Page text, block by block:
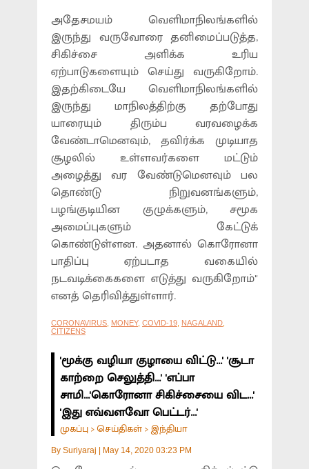
அதேசமயம் வெளிமாநிலங்களில்
இருந்து வருவோரை தனிமைப்படுத்த,
சிகிச்சை அளிக்க உரிய
ஏற்பாடுகளையும் செய்து வருகிறோம்.
இதற்கிடையே வெளிமாநிலங்களில்
இருந்து மாநிலத்திற்கு தற்போது
யாரையும் திரும்ப வரவழைக்க
வேண்டாமெனவும், தவிர்க்க முடியாத
சூழலில் உள்ளவர்களை மட்டும்
அழைத்து வர வேண்டுமெனவும் பல
தொண்டு நிறுவனங்களும்,
பழங்குடியின குழுக்களும், சமூக
அமைப்புகளும் கேட்டுக்
கொண்டுள்ளன. அதனால் கொரோனா
பாதிப்பு ஏற்படாத வகையில்
நடவடிக்கைகளை எடுத்து வருகிறோம்"
எனத் தெரிவித்துள்ளார்.
CORONAVIRUS, MONEY, COVID-19, NAGALAND,
CITIZENS
'மூக்கு வழியா குழாயை விட்டு...' 'சூடா
காற்றை செலுத்தி...' 'எப்பா
சாமி...'கொரோனா சிகிச்சையை விட...'
'இது எவ்வளவோ பெட்டர்...'
முகப்பு >செய்திகள் > இந்தியா
By Suriyaraj May 14, 2020 03:23 PM